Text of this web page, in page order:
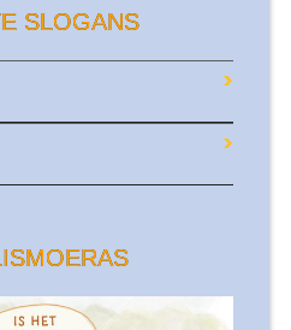
SLOGANS